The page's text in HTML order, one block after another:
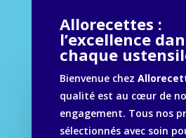
Allorecettes :
l’excellence
chaque
Bienvenue chez
qualité est au cœur de
engagement. Tous nos
sélectionnés avec soin